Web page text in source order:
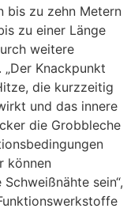
bis zu zehn Metern
zu einer Länge
weitere
Knackpunkt
die kurzzeitig
und das innere
die Grobbleche
können
sein“,